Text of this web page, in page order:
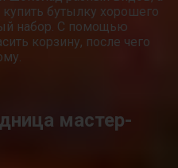
бутылку хорошего
набор. С помощью
корзину, после чего
мастер-